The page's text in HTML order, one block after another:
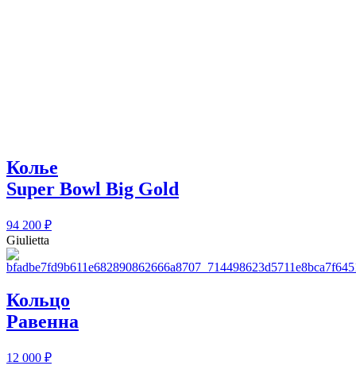
Колье
Super Bowl Big Gold
94 200 ₽
Giulietta
Кольцо
Равенна
12 000 ₽